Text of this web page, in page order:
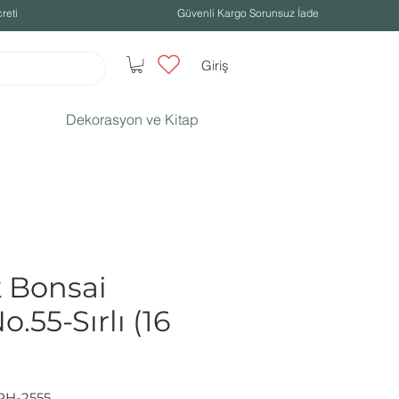
Güvenli Kargo Sorunsuz İade
Giriş
Dekorasyon ve Kitap
Bonsai
Sırlı (16